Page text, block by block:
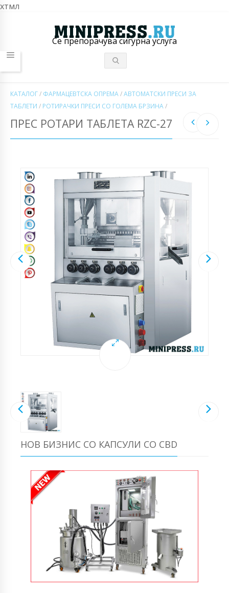
хтмл
Се препорачува сигурна услуга
КАТАЛОГ/ ФАРМАЦЕВТСКА ОПРЕМА/АВТОМАТСКИ ПРЕСИ ЗА
ТАБЛЕТИ / РОТИРАЧКИ ПРЕСИ СО ГОЛЕМА БРЗИНА/
ПРЕС РОТАРИ ТАБЛЕТА RZC-27
НОВ БИЗНИС СО КАПСУЛИ СО CBD